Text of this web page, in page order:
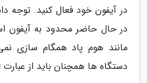
در آیفون خود فعال کنید. توجه
در حال حاضر محدود به آیفون
مانند هوم پاد همگام سازی
دستگاه ها همچنان باید از عبارت Hey Siri بهره ببرید.